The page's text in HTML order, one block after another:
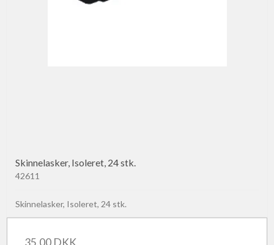
Skinnelasker, Isoleret, 24 stk.
42611
Skinnelasker, Isoleret, 24 stk.
35,00 DKK